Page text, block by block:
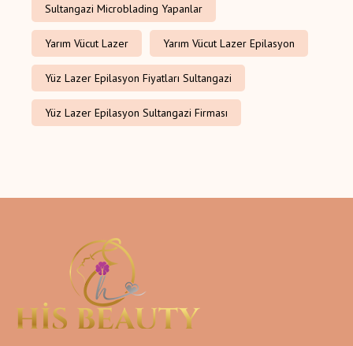
Sultangazi Microblading Yapanlar
Yarım Vücut Lazer Yarım Vücut Lazer Epilasyon
Yüz Lazer Epilasyon Fiyatları Sultangazi
Yüz Lazer Epilasyon Sultangazi Firması